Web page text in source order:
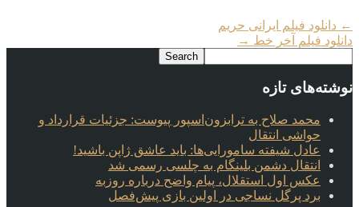
← دانلود فیلم ایرانی حریم
دانلود فیلم آخر خط →
نوشته‌های تازه
محمد صلاح به ترابزون‌اسپور پیوست: جزئیات قرارداد و
حواشی انتقال
عادل شیفته سامورایی‌ها: باید عاشق ژاپن باشید!
انتقال دشمن بلینگام به چلسی رسمی شد
عکس اول استقلال، پیام واضح درباره روزبه
برد پرگل نساجی در اولین بازی پیش‌فصل